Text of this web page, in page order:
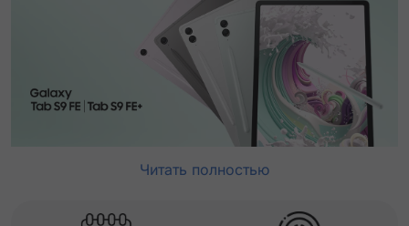
Читать полностью